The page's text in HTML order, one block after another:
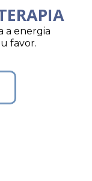
a energia
favor.